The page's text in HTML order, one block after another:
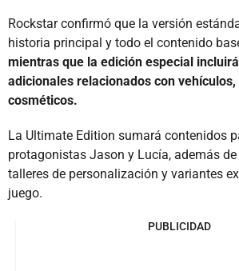
Rockstar confirmó que la versión
historia principal y todo el contenido
mientras que la edición especial
adicionales relacionados con
cosméticos.
La Ultimate Edition sumará contenidos
protagonistas Jason y Lucía, además
talleres de personalización y variantes
juego.
PUBLICIDAD